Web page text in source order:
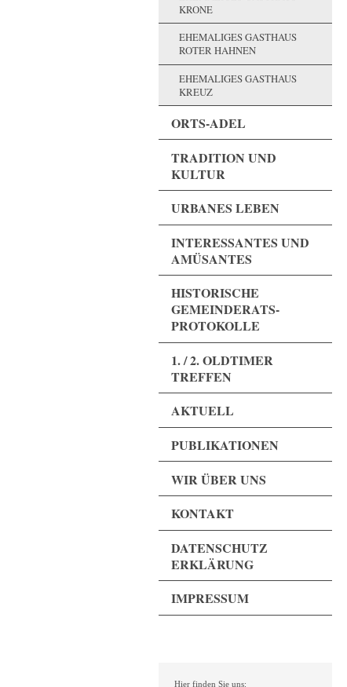
KRONE
EHEMALIGES GASTHAUS
ROTER HAHNEN
EHEMALIGES GASTHAUS
KREUZ
ORTS-ADEL
TRADITION UND
KULTUR
URBANES LEBEN
INTERESSANTES UND
AMÜSANTES
HISTORISCHE
GEMEINDERATS-
PROTOKOLLE
1. / 2. OLDTIMER
TREFFEN
AKTUELL
PUBLIKATIONEN
WIR ÜBER UNS
KONTAKT
DATENSCHUTZ
ERKLÄRUNG
IMPRESSUM
Hier finden Sie uns: